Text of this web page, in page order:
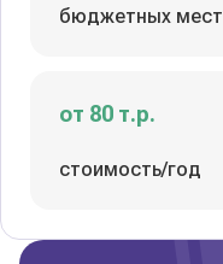
бюджетных мест
от 80 т.р.
стоимость/год